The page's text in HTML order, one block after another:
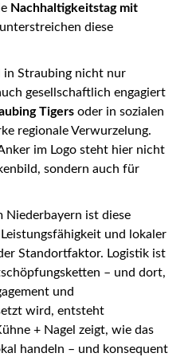
Nachhaltigkeitstag mit
diese
in Straubing nicht nur
gesellschaftlich engagiert
Tigers oder in sozialen
regionale Verwurzelung.
im Logo steht hier nicht
sondern auch für
Niederbayern ist diese
und lokaler
Standortfaktor. Logistik ist
– und dort,
und
wird, entsteht
+ Nagel zeigt, wie das
handeln – und konsequent